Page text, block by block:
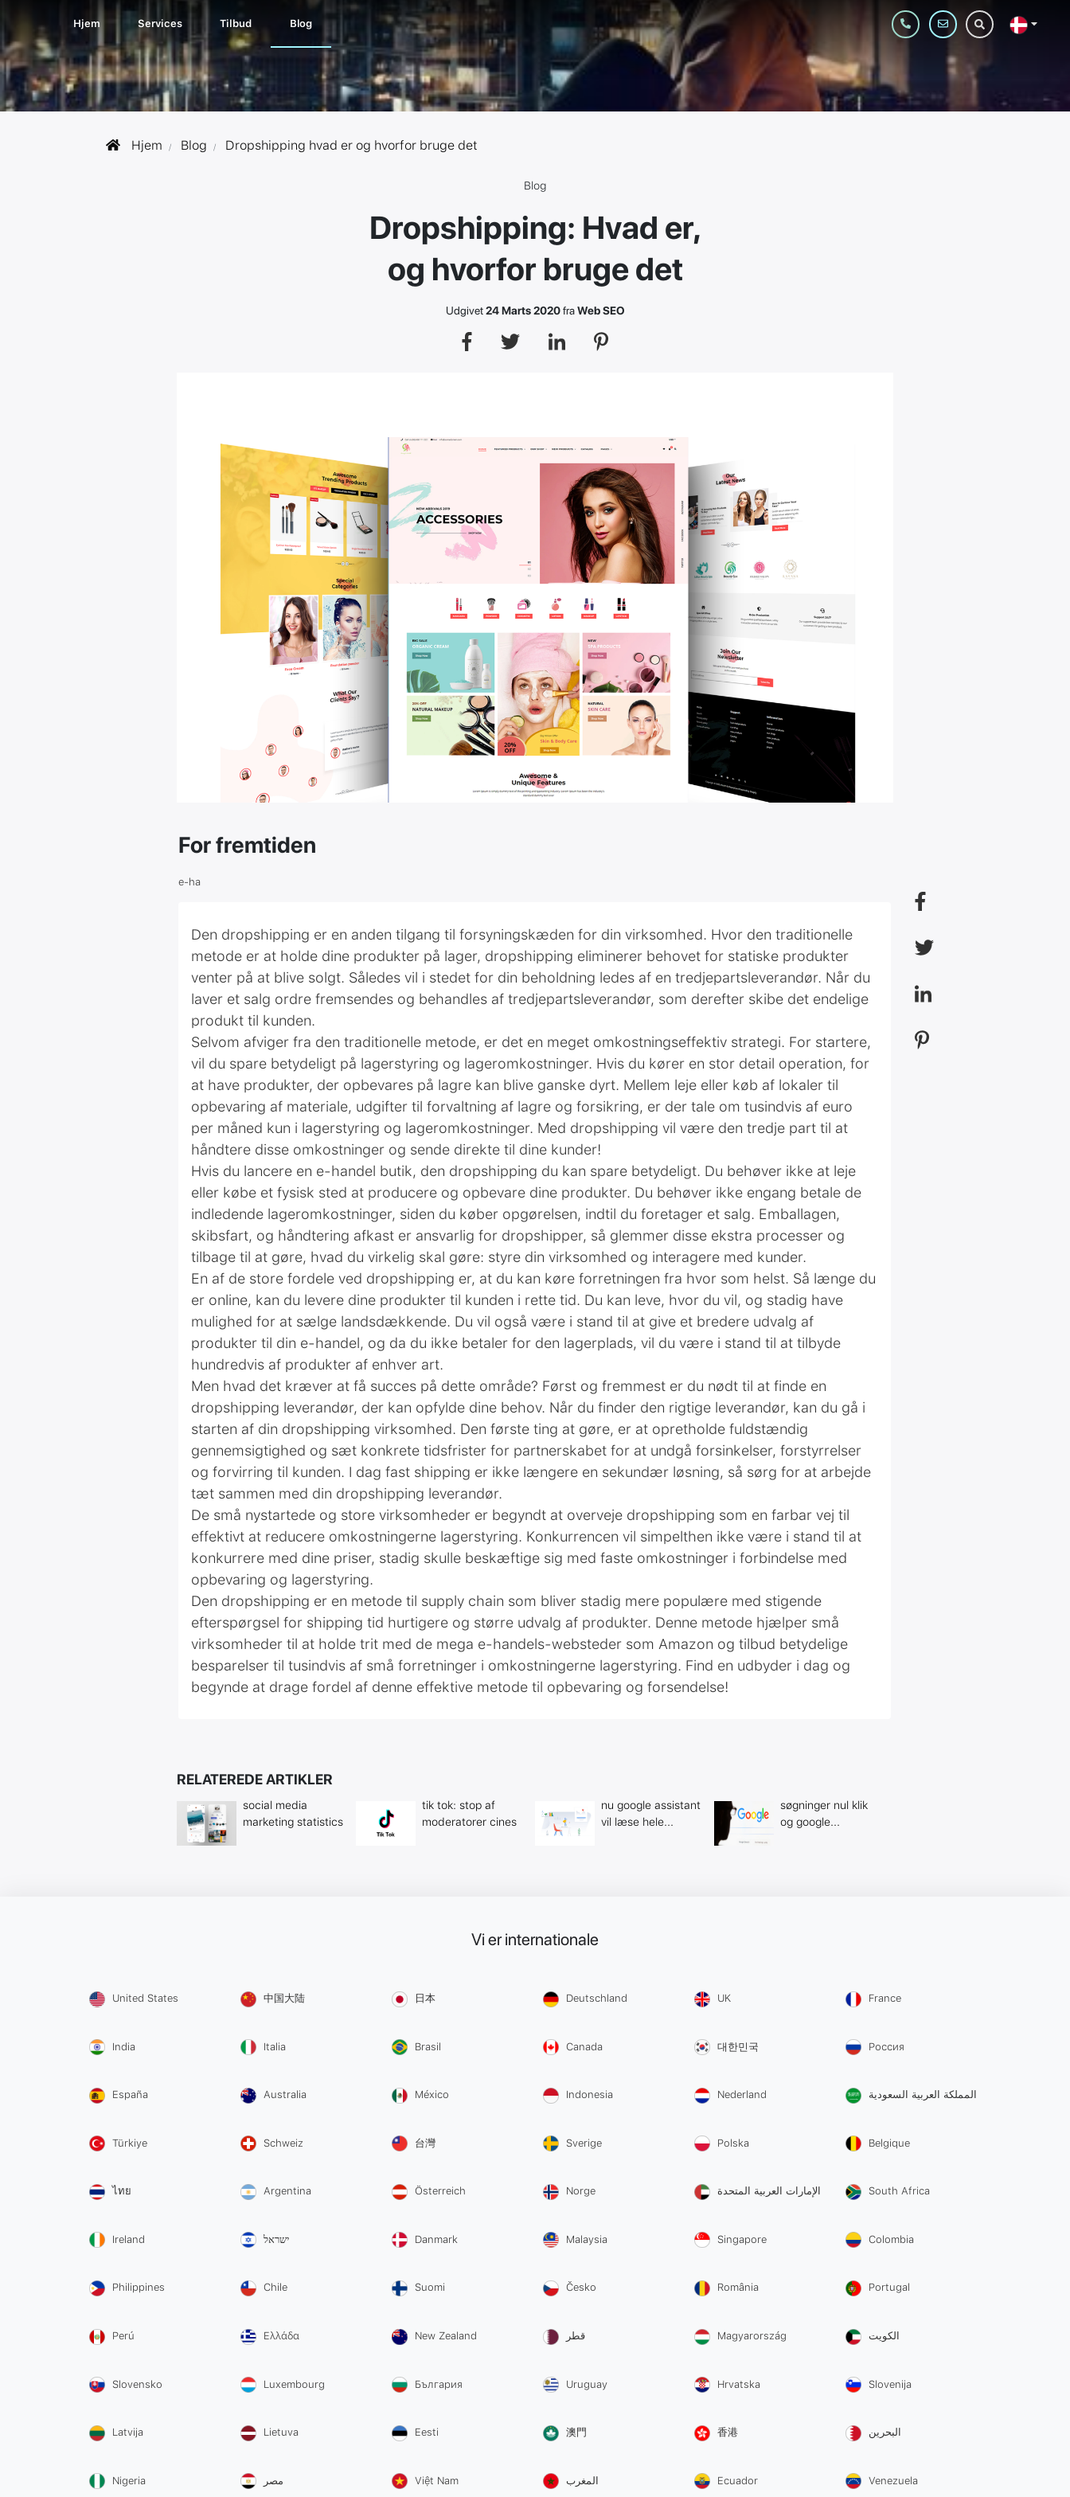
Hjem Services Tilbud Blog
Hjem Blog Dropshipping hvad er og hvorfor bruge det
Blog
Dropshipping: Hvad er,
og hvorfor bruge det
Udgivet24 Marts 2020fraWeb SEO
For fremtiden
e-ha
Den dropshipping er en anden tilgang til forsyningskæden for din virksomhed. Hvor den traditionelle
metode er at holde dine produkter på lager, dropshipping eliminerer behovet for statiske produkter
venter på at blive solgt. Således vil i stedet for din beholdning ledes af en tredjepartsleverandør. Når du
laver et salg ordre fremsendes og behandles af tredjepartsleverandør, som derefter skibe det endelige
produkt til kunden.
Selvom afviger fra den traditionelle metode, er det en meget omkostningseffektiv strategi. For startere,
vil du spare betydeligt på lagerstyring og lageromkostninger. Hvis du kører en stor detail operation, for
at have produkter, der opbevares på lagre kan blive ganske dyrt. Mellem leje eller køb af lokaler til
opbevaring af materiale, udgifter til forvaltning af lagre og forsikring, er der tale om tusindvis af euro
per måned kun i lagerstyring og lageromkostninger. Med dropshipping vil være den tredje part til at
håndtere disse omkostninger og sende direkte til dine kunder!
Hvis du lancere en e-handel butik, den dropshipping du kan spare betydeligt. Du behøver ikke at leje
eller købe et fysisk sted at producere og opbevare dine produkter. Du behøver ikke engang betale de
indledende lageromkostninger, siden du køber opgørelsen, indtil du foretager et salg. Emballagen,
skibsfart, og håndtering afkast er ansvarlig for dropshipper, så glemmer disse ekstra processer og
tilbage til at gøre, hvad du virkelig skal gøre: styre din virksomhed og interagere med kunder.
En af de store fordele ved dropshipping er, at du kan køre forretningen fra hvor som helst. Så længe du
er online, kan du levere dine produkter til kunden i rette tid. Du kan leve, hvor du vil, og stadig have
mulighed for at sælge landsdækkende. Du vil også være i stand til at give et bredere udvalg af
produkter til din e-handel, og da du ikke betaler for den lagerplads, vil du være i stand til at tilbyde
hundredvis af produkter af enhver art.
Men hvad det kræver at få succes på dette område? Først og fremmest er du nødt til at finde en
dropshipping leverandør, der kan opfylde dine behov. Når du finder den rigtige leverandør, kan du gå i
starten af ​​din dropshipping virksomhed. Den første ting at gøre, er at opretholde fuldstændig
gennemsigtighed og sæt konkrete tidsfrister for partnerskabet for at undgå forsinkelser, forstyrrelser
og forvirring til kunden. I dag fast shipping er ikke længere en sekundær løsning, så sørg for at arbejde
tæt sammen med din dropshipping leverandør.
De små nystartede og store virksomheder er begyndt at overveje dropshipping som en farbar vej til
effektivt at reducere omkostningerne lagerstyring. Konkurrencen vil simpelthen ikke være i stand til at
konkurrere med dine priser, stadig skulle beskæftige sig med faste omkostninger i forbindelse med
opbevaring og lagerstyring.
Den dropshipping er en metode til supply chain som bliver stadig mere populære med stigende
efterspørgsel for shipping tid hurtigere og større udvalg af produkter. Denne metode hjælper små
virksomheder til at holde trit med de mega e-handels-websteder som Amazon og tilbud betydelige
besparelser til tusindvis af små forretninger i omkostningerne lagerstyring. Find en udbyder i dag og
begynde at drage fordel af denne effektive metode til opbevaring og forsendelse!
RELATEREDE ARTIKLER
social media
marketing statistics
tik tok: stop af
moderatorer cines
nu google assistant
vil læse hele...
søgninger nul klik
og google...
Vi er internationale
United States 中国大陆 日本 Deutschland UK France
India Italia Brasil Canada 대한민국 Россия
España Australia México Indonesia Nederland المملكة العربية السعودية
Türkiye Schweiz 台灣 Sverige Polska Belgique
ไทย Argentina Österreich Norge الإمارات العربية المتحدة South Africa
Ireland ישראל Danmark Malaysia Singapore Colombia
Philippines Chile Suomi Česko România Portugal
Perú Ελλάδα New Zealand قطر Magyarország الكويت
Slovensko Luxembourg България Uruguay Hrvatska Slovenija
Latvija Lietuva Eesti 澳門 香港 البحرين
Nigeria مصر Việt Nam المغرب Ecuador Venezuela